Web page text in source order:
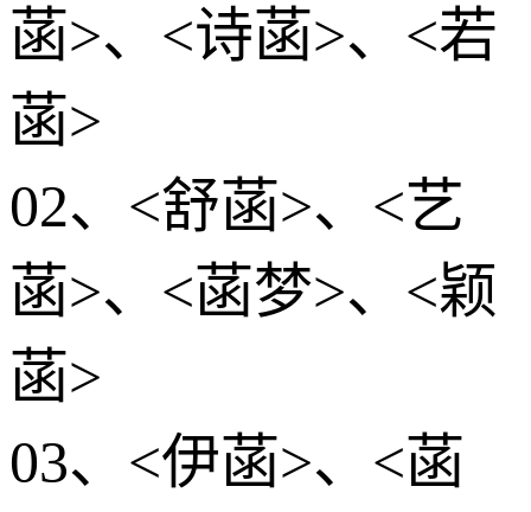
菡>、<诗菡>、<若
菡>
02、<舒菡>、<艺
菡>、<菡梦>、<颖
菡>
03、<伊菡>、<菡